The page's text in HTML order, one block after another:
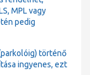
MPL vagy
pedig
történő
ingyenes, ezt